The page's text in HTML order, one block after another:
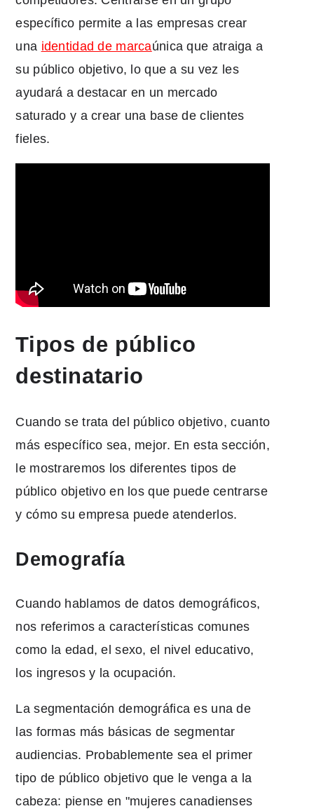
específico permite a las empresas crear
una identidad de marcaúnicaque atraiga a
su público objetivo, lo que a su vez les
ayudará a destacar en un mercado
saturado y a crear una base de clientes
fieles.
Tipos de público
destinatario
Cuando se trata del público objetivo, cuanto
más específico sea, mejor. En esta sección,
le mostraremos los diferentes tipos de
público objetivo en los que puede centrarse
y cómo su empresa puede atenderlos.
Demografía
Cuando hablamos de datos demográficos,
nos referimos a características comunes
como la edad, el sexo, el nivel educativo,
los ingresos y la ocupación.
La segmentación demográfica es una de
las formas más básicas de segmentar
audiencias. Probablemente sea el primer
tipo de público objetivo que le venga a la
cabeza: piense en "mujeres canadienses